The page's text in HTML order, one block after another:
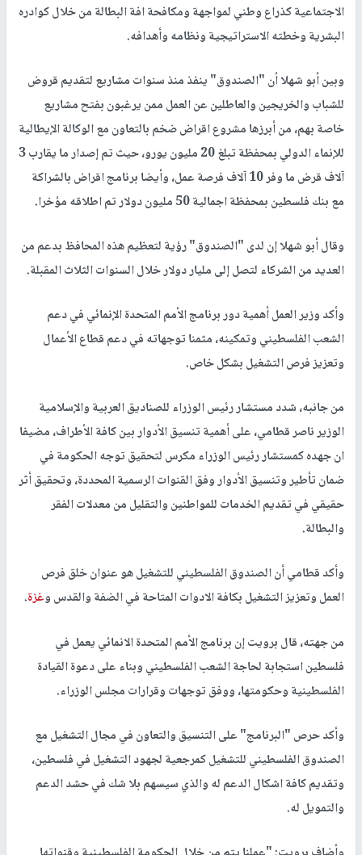
الاجتماعية كذراع وطني لمواجهة ومكافحة افة البطالة من خلال كوادره
البشرية وخطته الاستراتيجية ونظامه وأهدافه.
وبين أبو شهلا أن "الصندوق" ينفذ منذ سنوات مشاريع لتقديم قروض
للشباب والخريجين والعاطلين عن العمل ممن يرغبون بفتح مشاريع
خاصة بهم، من أبرزها مشروع اقراض ضخم بالتعاون مع الوكالة الإيطالية
للإنماء الدولي بمحفظة تبلغ 20 مليون يورو، حيث تم إصدار ما يقارب 3
آلاف قرض ما وفر 10 آلاف فرصة عمل، وأيضا برنامج اقراض بالشراكة
مع بنك فلسطين بمحفظة اجمالية 50 مليون دولار تم اطلاقه مؤخرا.
وقال أبو شهلا إن لدى "الصندوق" رؤية لتعظيم هذه المحافظ بدعم من
العديد من الشركاء لتصل إلى مليار دولار خلال السنوات الثلاث المقبلة.
وأكد وزير العمل أهمية دور برنامج الأمم المتحدة الإنمائي في دعم
الشعب الفلسطيني وتمكينه، مثمنا توجهاته في دعم قطاع الأعمال
وتعزيز فرص التشغيل بشكل خاص.
من جانبه، شدد مستشار رئيس الوزراء للصناديق العربية والإسلامية
الوزير ناصر قطامي، على أهمية تنسيق الأدوار بين كافة الأطراف، مضيفا
ان جهده كمستشار رئيس الوزراء مكرس لتحقيق توجه الحكومة في
ضمان تأطير وتنسيق الأدوار وفق القنوات الرسمية المحددة، وتحقيق أثر
حقيقي في تقديم الخدمات للمواطنين والتقليل من معدلات الفقر
والبطالة.
وأكد قطامي أن الصندوق الفلسطيني للتشغيل هو عنوان خلق فرص
العمل وتعزيز التشغيل بكافة الادوات المتاحة في الضفة والقدس وغزة.
من جهته، قال برويت إن برنامج الأمم المتحدة الانمائي يعمل في
فلسطين استجابة لحاجة الشعب الفلسطيني وبناء على دعوة القيادة
الفلسطينية وحكومتها، ووفق توجهات وقرارات مجلس الوزراء.
وأكد حرص "البرنامج" على التنسيق والتعاون في مجال التشغيل مع
الصندوق الفلسطيني للتشغيل كمرجعية لجهود التشغيل في فلسطين،
وتقديم كافة اشكال الدعم له والذي سيسهم بلا شك في حشد الدعم
والتمويل له.